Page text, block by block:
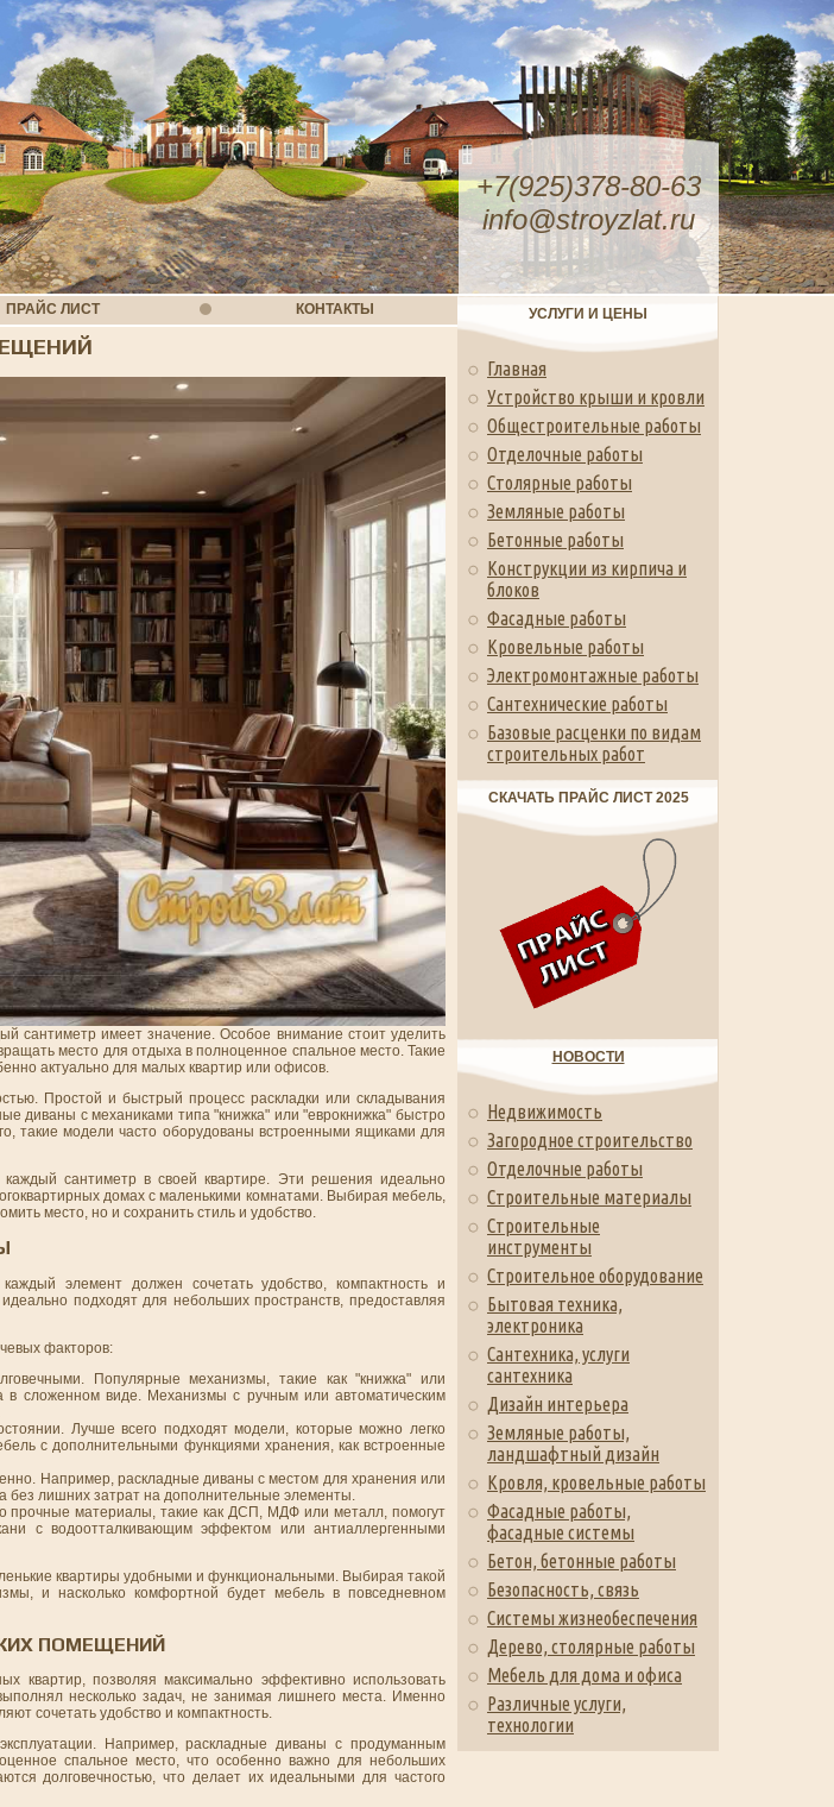
+7(925)378-80-63
info@stroyzlat.ru
ПРАЙС ЛИСТ КОНТАКТЫ
сантиметр имеет значение. Особое внимание стоит уделить
место для отдыха в полноценное спальное место. Такие
актуально для малых квартир или офисов.
Простой и быстрый процесс раскладки или складывания
диваны с механиками типа "книжка" или "еврокнижка" быстро
такие модели часто оборудованы встроенными ящиками для
сантиметр в своей квартире. Эти решения идеально
домах с маленькими комнатами. Выбирая мебель,
место, но и сохранить стиль и удобство.
элемент должен сочетать удобство, компактность и
подходят для небольших пространств, предоставляя
факторов:
Популярные механизмы, такие как "книжка" или
в сложенном виде. Механизмы с ручным или автоматическим
Лучше всего подходят модели, которые можно легко
с дополнительными функциями хранения, как встроенные
Например, раскладные диваны с местом для хранения или
без лишних затрат на дополнительные элементы.
прочные материалы, такие как ДСП, МДФ или металл, помогут
с водоотталкивающим эффектом или антиаллергенными
квартиры удобными и функциональными. Выбирая такой
и насколько комфортной будет мебель в повседневном
ПОМЕЩЕНИЙ
квартир, позволяя максимально эффективно использовать
несколько задач, не занимая лишнего места. Именно
сочетать удобство и компактность.
Например, раскладные диваны с продуманным
спальное место, что особенно важно для небольших
долговечностью, что делает их идеальными для частого
УСЛУГИ И ЦЕНЫ
Главная
Устройство крыши и кровли
Общестроительные работы
Отделочные работы
Столярные работы
Земляные работы
Бетонные работы
Конструкции из кирпича и
блоков
Фасадные работы
Кровельные работы
Электромонтажные работы
Сантехнические работы
Базовые расценки по видам
строительных работ
СКАЧАТЬ ПРАЙС ЛИСТ 2025
НОВОСТИ
Недвижимость
Загородное строительство
Отделочные работы
Строительные материалы
Строительные
инструменты
Строительное оборудование
Бытовая техника,
электроника
Сантехника, услуги
сантехника
Дизайн интерьера
Земляные работы,
ландшафтный дизайн
Кровля, кровельные работы
Фасадные работы,
фасадные системы
Бетон, бетонные работы
Безопасность, связь
Системы жизнеобеспечения
Дерево, столярные работы
Мебель для дома и офиса
Различные услуги,
технологии